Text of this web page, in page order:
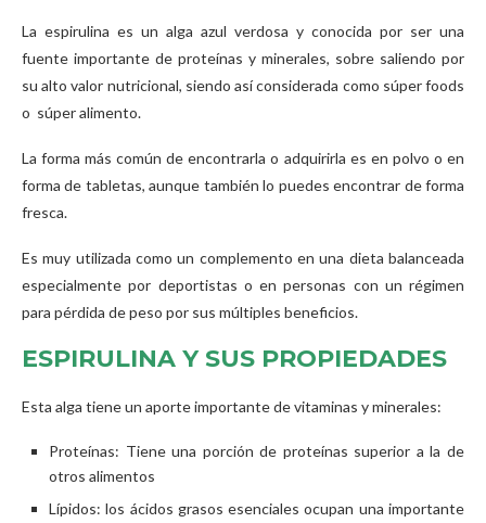
La espirulina es un alga azul verdosa y conocida por ser una
fuente importante de proteínas y minerales, sobre saliendo por
su alto valor nutricional, siendo así considerada como súper foods
o súper alimento.
La forma más común de encontrarla o adquirirla es en polvo o en
forma de tabletas, aunque también lo puedes encontrar de forma
fresca.
Es muy utilizada como un complemento en una dieta balanceada
especialmente por deportistas o en personas con un régimen
para pérdida de peso por sus múltiples beneficios.
ESPIRULINA Y SUS PROPIEDADES
Esta alga tiene un aporte importante de vitaminas y minerales:
Proteínas: Tiene una porción de proteínas superior a la de
otros alimentos
Lípidos: los ácidos grasos esenciales ocupan una importante